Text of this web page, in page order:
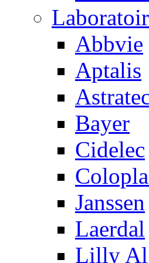
Abbvie
Aptalis
Bayer
Cidelec
Janssen
Laerdal
Lilly